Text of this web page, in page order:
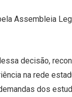
Assembleia
decisão,
na rede
dos